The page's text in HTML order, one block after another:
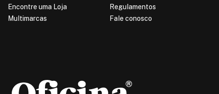
Encontre uma Loja
Multimarcas
Regulamentos
Fale conosco